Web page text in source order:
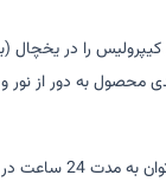
محصول به دور از نور